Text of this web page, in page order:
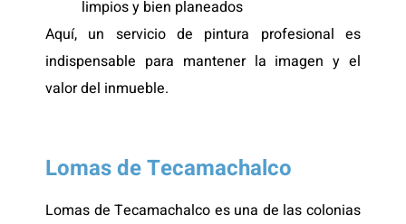
limpios y bien planeados
Aquí, un servicio de pintura profesional es
indispensable para mantener la imagen y el
valor del inmueble.
Lomas de Tecamachalco
Lomas de Tecamachalco es una de las colonias